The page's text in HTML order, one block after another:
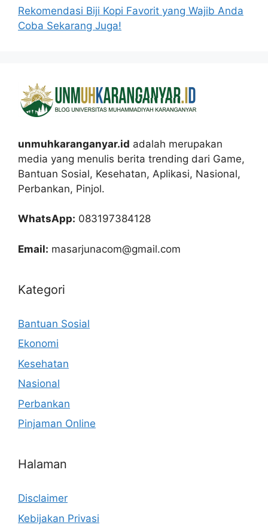
Rekomendasi Biji Kopi Favorit yang Wajib Anda
Coba Sekarang Juga!
unmuhkaranganyar.id adalah merupakan
media yang menulis berita trending dari Game,
Bantuan Sosial, Kesehatan, Aplikasi, Nasional,
Perbankan, Pinjol.
WhatsApp: 083197384128
Email: masarjunacom@gmail.com
Kategori
Bantuan Sosial
Ekonomi
Kesehatan
Nasional
Perbankan
Pinjaman Online
Halaman
Disclaimer
Kebijakan Privasi